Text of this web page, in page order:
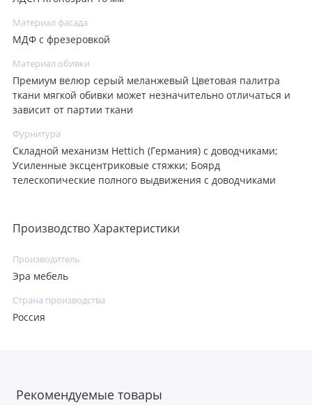
Материал фасада
МДФ с фрезеровкой
Материал обивки
Премиум велюр серый меланжевый Цветовая палитра
ткани мягкой обивки может незначительно отличаться и
зависит от партии ткани
Фурнитура
Складной механизм Hettich (Германия) с доводчиками;
Усиленные эксцентриковые стяжки; Боярд
телескопические полного выдвижения с доводчиками
Производство Характеристики
Производитель
Эра мебель
Страна производства
Россия
Рекомендуемые товары